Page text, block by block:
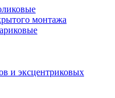
монтажа
и эксцентриковых